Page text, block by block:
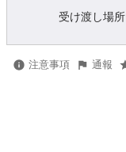
受け渡し場所
注意事項 通報